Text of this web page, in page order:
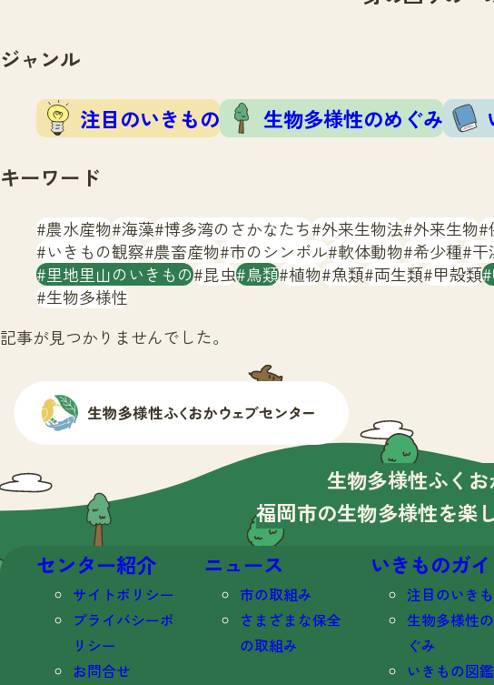
ジャンル
注目のいきもの 生物多様性のめぐみ
キーワード
農水産物 海藻 博多湾のさかなたち 外来生物法 外来生物
いきもの観察 農畜産物 市のシンボル 軟体動物 希少種 干
里地里山のいきもの 昆虫 鳥類 植物 魚類 両生類 甲殻類
生物多様性
記事が見つかりませんでした。
生物多様性ふくお
福岡市の生物多様性を楽
センター紹介
サイトポリシー
プライバシーポ
リシー
お問合せ
ニュース
市の取組み
さまざまな保全
の取組み
いきものガ
注目のいき
生物多様性
ぐみ
いきもの図鑑